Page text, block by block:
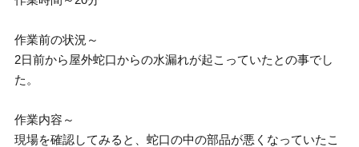
作業前の状況～
2日前から屋外蛇口からの水漏れが起こっていたとの事でし
た。
作業内容～
現場を確認してみると、蛇口の中の部品が悪くなっていたこ